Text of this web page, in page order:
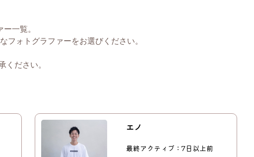
一覧。
ォトグラファーをお選びください。
ださい。
エノ
最終アクティブ：7日以上前